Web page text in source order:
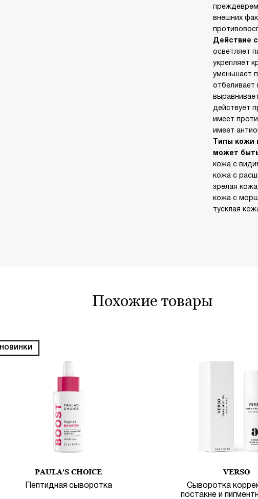
внешних
Действие
осветляет
укрепляет
уменьшает
отбеливает
действует
имеет
имеет
Типы кожи
может
кожа с
кожа с
зрелая кожа,
кожа с
тусклая
похожие товары
НОВИНКИ
PAULA'S CHOICE
Пептидная сыворотка
VERSO
Сыворотка
постакне и